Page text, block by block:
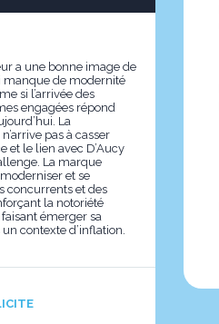
a une bonne image de
manque de modernité
si l’arrivée des
engagées répond
La
pas à casser
et le lien avec D’Aucy
La marque
et se
concurrents et des
la notoriété
émerger sa
contexte d’inflation.